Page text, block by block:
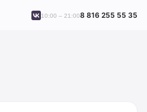
10:00 – 21:008 816 255 55 35